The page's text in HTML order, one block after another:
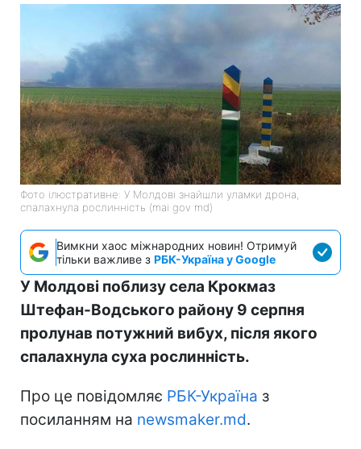
Фото ілюстративне: У Молдові знайшли уламки дрона,
спалахнула рослинність (mai gov md)
Вимкни хаос міжнародних новин! Отримуй
тільки важливе з РБК-Україна у Google
У Молдові поблизу села Крокмаз
Штефан-Водського району 9 серпня
пролунав потужний вибух, після якого
спалахнула суха рослинність.
Про це повідомляє РБК-Україна з
посиланням на newsmaker.md.